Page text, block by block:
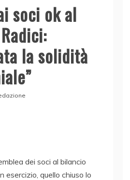
soci ok al
la solidità
dei soci al bilancio
esercizio, quello chiuso lo